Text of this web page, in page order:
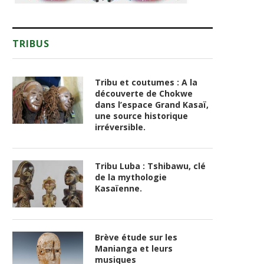
TRIBUS
Tribu et coutumes : A la
découverte de Chokwe
dans l’espace Grand Kasaï,
une source historique
irréversible.
Tribu Luba : Tshibawu, clé
de la mythologie
Kasaïenne.
Brève étude sur les
Manianga et leurs
musiques